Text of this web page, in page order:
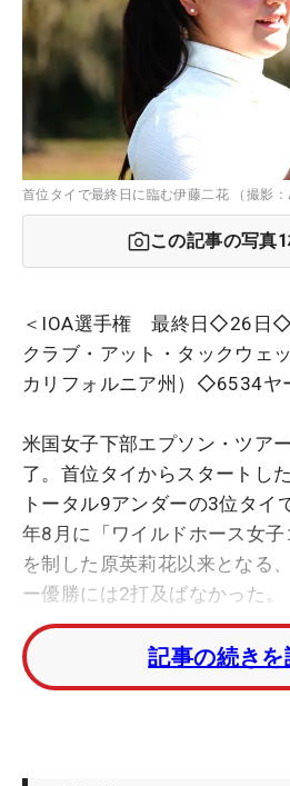
首位タイで最終日に臨む伊藤二花 （撮影：
この記事の写真1
＜IOA選手権 最終日◇26日◇
クラブ・アット・タックウェ
カリフォルニア州）◇6534ヤ
米国女子下部エプソン・ツア
了。首位タイからスタートし
トータル9アンダーの3位タイ
年8月に「ワイルドホース女子
を制した原英莉花以来となる
ー優勝には2打及ばなかった。
前半から3つ伸ばし、優勝へ向
も1つ伸ばしたものの、14、
記事の続きを